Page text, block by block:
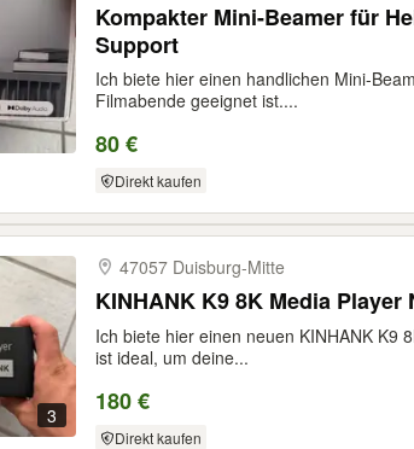
Kompakter Mini-Beamer für
Support
Ich biete hier einen handlichen Mini-
Filmabende geeignet ist....
80 €
Direkt kaufen
3
47057 Duisburg-​Mitte
KINHANK K9 8K Media Player
Ich biete hier einen neuen KINHANK K9
ist ideal, um deine...
180 €
Direkt kaufen